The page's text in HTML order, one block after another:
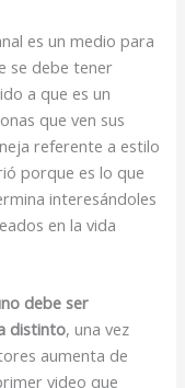
es un medio para
se debe tener
a que es un
que ven sus
referente a estilo
porque es lo que
interesándoles
en la vida
debe ser
distinto, una vez
aumenta de
video que